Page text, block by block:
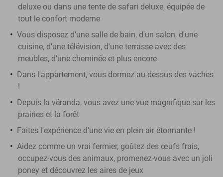
deluxe ou dans une tente de safari deluxe, équipée de
tout le confort moderne
Vous disposez d'une salle de bain, d'un salon, d'une
cuisine, d'une télévision, d'une terrasse avec des
meubles, d'une cheminée et plus encore
Dans l'appartement, vous dormez au-dessus des vaches
!
Depuis la véranda, vous avez une vue magnifique sur les
prairies et la forêt
Faites l'expérience d'une vie en plein air étonnante !
Aidez comme un vrai fermier, goûtez des œufs frais,
occupez-vous des animaux, promenez-vous avec un joli
poney et découvrez les aires de jeux